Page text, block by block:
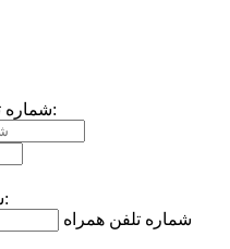
شماره تماس و رمز عبور خود را وارد نمایید:
شماره تلفن همراه خود را وارد نمایید:
شماره تلفن همراه